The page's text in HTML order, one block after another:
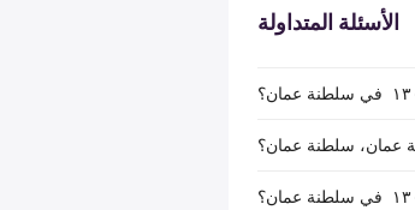
الأسئلة المتداولة